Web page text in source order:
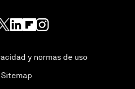
y normas de uso
Sitemap